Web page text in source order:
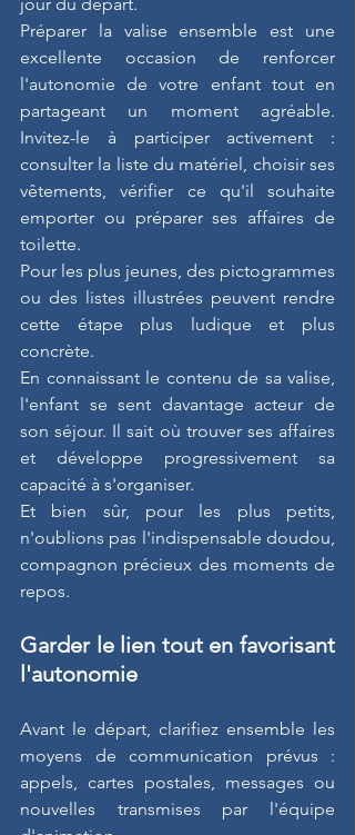
Préparer la valise ensemble est une
excellente occasion de renforcer
l'autonomie de votre enfant tout en
partageant un moment agréable.
Invitez-le à participer activement :
consulter la liste du matériel, choisir ses
vêtements, vérifier ce qu'il souhaite
emporter ou préparer ses affaires de
toilette.
Pour les plus jeunes, des pictogrammes
ou des listes illustrées peuvent rendre
cette étape plus ludique et plus
concrète.
En connaissant le contenu de sa valise,
l'enfant se sent davantage acteur de
son séjour. Il sait où trouver ses affaires
et développe progressivement sa
capacité à s'organiser.
Et bien sûr, pour les plus petits,
n'oublions pas l'indispensable doudou,
compagnon précieux des moments de
repos.
Garder le lien tout en favorisant
l'autonomie
Avant le départ, clarifiez ensemble les
moyens de communication prévus :
appels, cartes postales, messages ou
nouvelles transmises par l'équipe